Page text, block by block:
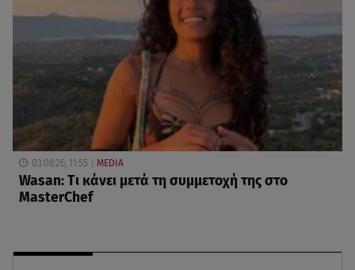
03.08.26, 11:55 MEDIA
Wasan: Tι κάνει μετά τη συμμετοχή της στο
MasterChef